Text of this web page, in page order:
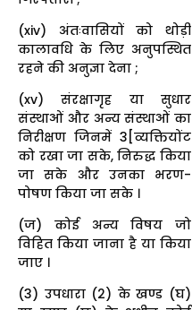
(xiv) अंतःवासियों को थोड़ी
कालावधि के लिए अनुपस्थित
रहने की अनुज्ञा देना ;
(xv) संरक्षागृह या सुधार
संस्थाओं और अन्य संस्थाओं का
निरीक्षण जिनमें 3[व्यक्तियोंट
को रखा जा सके, निरुद्ध किया
जा सके और उनका भरण-
पोषण किया जा सके ।
(ज) कोई अन्य विषय जो
विहित किया जाना है या किया
जाए ।
(3) उपधारा (2) के खण्ड (घ)